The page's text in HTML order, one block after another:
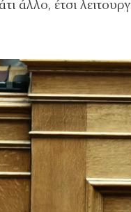
άλλο, έτσι